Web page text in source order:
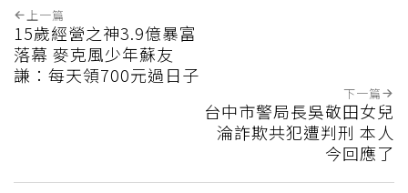
上一篇
15歲經營之神3.9億暴富
落幕 麥克風少年蘇友
謙：每天領700元過日子
下一篇
台中市警局長吳敬田女兒
淪詐欺共犯遭判刑 本人
今回應了